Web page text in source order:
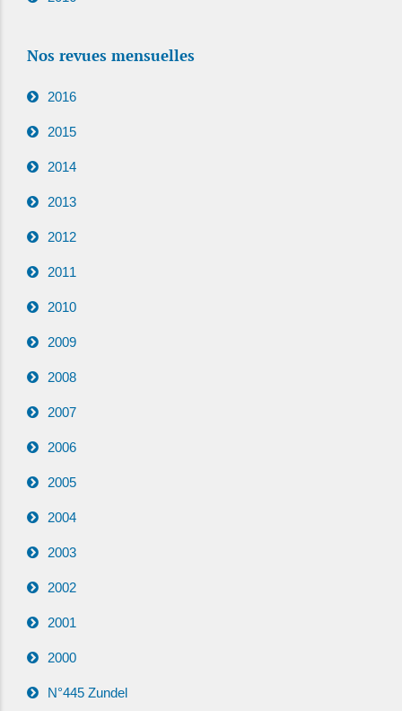
Nos revues mensuelles
2016
2015
2014
2013
2012
2011
2010
2009
2008
2007
2006
2005
2004
2003
2002
2001
2000
N°445 Zundel